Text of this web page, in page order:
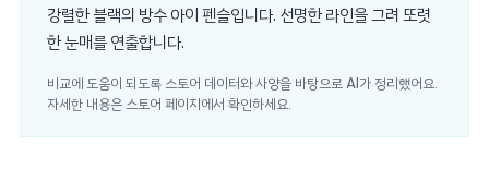
강렬한 블랙의 방수 아이 펜슬입니다. 선명한 라인을 그려 또렷
한 눈매를 연출합니다.
비교에 도움이 되도록 스토어 데이터와 사양을 바탕으로 AI가 정리했어요.
자세한 내용은 스토어 페이지에서 확인하세요.